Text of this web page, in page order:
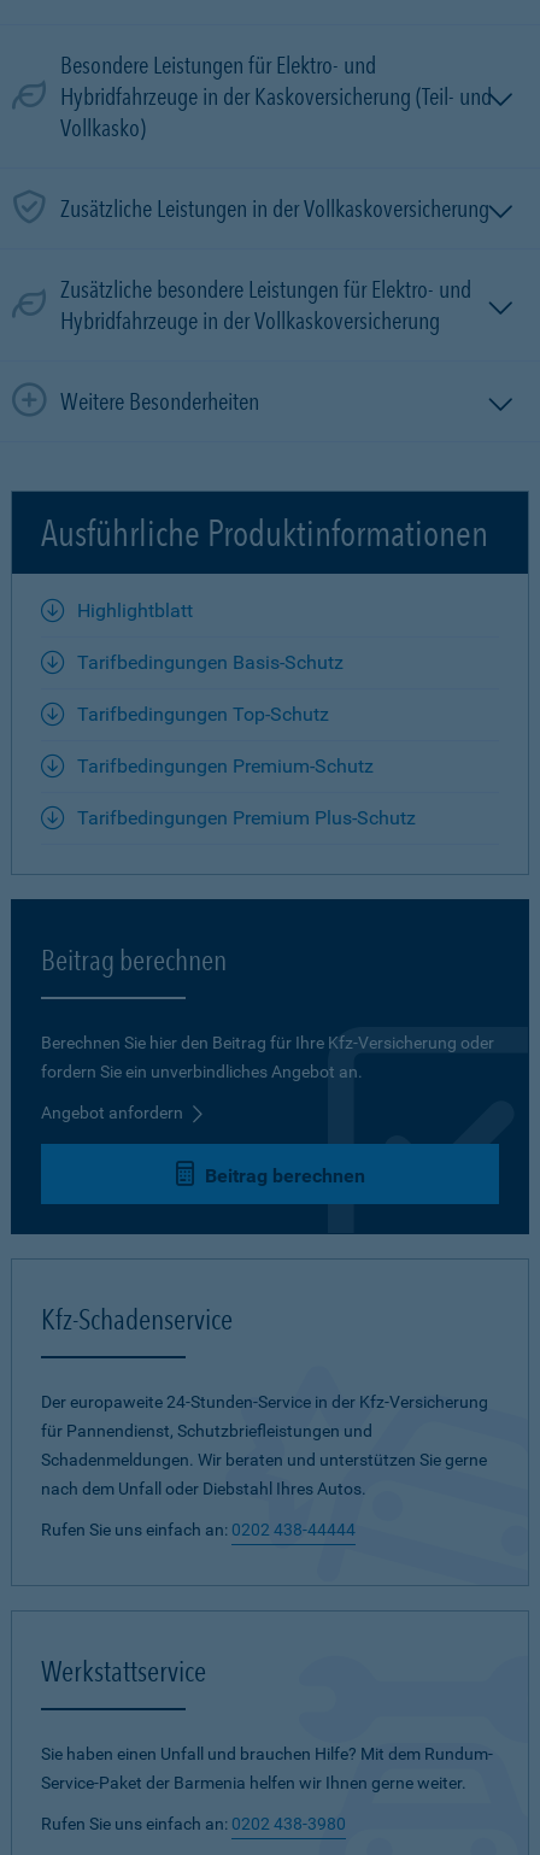
Besondere Leistungen für Elektro- und
Hybridfahrzeuge in der Kaskoversicherung (Teil- und
Vollkasko)
Zusätzliche Leistungen in der Vollkaskoversicherung
Zusätzliche besondere Leistungen für Elektro- und
Hybridfahrzeuge in der Vollkaskoversicherung
Weitere Besonderheiten
Ausführliche Produktinformationen
Highlightblatt
Tarifbedingungen Basis-Schutz
Tarifbedingungen Top-Schutz
Tarifbedingungen Premium-Schutz
Tarifbedingungen Premium Plus-Schutz
Beitrag berechnen
Berechnen Sie hier den Beitrag für Ihre Kfz-Versicherung oder
fordern Sie ein unverbindliches Angebot an.
Angebot anfordern
Beitrag berechnen
Kfz-Schadenservice
Der europaweite 24-Stunden-Service in der Kfz-Versicherung
für Pannendienst, Schutzbriefleistungen und
Schadenmeldungen. Wir beraten und unterstützen Sie gerne
nach dem Unfall oder Diebstahl Ihres Autos.
Rufen Sie uns einfach an: 0202 438-44444
Werkstattservice
Sie haben einen Unfall und brauchen Hilfe? Mit dem Rundum-
Service-Paket der Barmenia helfen wir Ihnen gerne weiter.
Rufen Sie uns einfach an: 0202 438-3980